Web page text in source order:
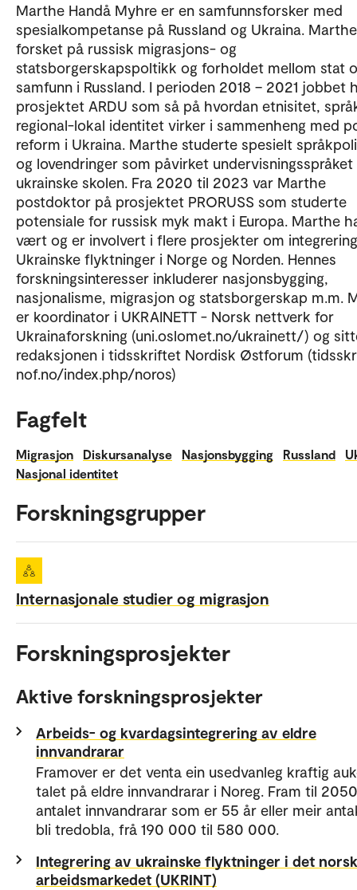
Marthe Handå Myhre er en samfunnsforsker med
spesialkompetanse på Russland og Ukraina.
forsket på russisk migrasjons- og
statsborgerskapspoltikk og forholdet mellom stat
samfunn i Russland. I perioden 2018 – 2021 jobbet
prosjektet ARDU som så på hvordan etnisitet,
regional-lokal identitet virker i sammenheng med
reform i Ukraina. Marthe studerte spesielt
og lovendringer som påvirket undervisningsspråket
ukrainske skolen. Fra 2020 til 2023 var Marthe
postdoktor på prosjektet PRORUSS som studerte
potensiale for russisk myk makt i Europa. Marthe
vært og er involvert i flere prosjekter om
Ukrainske flyktninger i Norge og Norden. Hennes
forskningsinteresser inkluderer nasjonsbygging,
nasjonalisme, migrasjon og statsborgerskap m.m.
er koordinator i UKRAINETT - Norsk nettverk for
Ukrainaforskning (uni.oslomet.no/ukrainett/) og
redaksjonen i tidsskriftet Nordisk Østforum
nof.no/index.php/noros)
Fagfelt
Migrasjon Diskursanalyse Nasjonsbygging Russland
Nasjonal identitet
Forskningsgrupper
Internasjonale studier og migrasjon
Forskningsprosjekter
Aktive forskningsprosjekter
Arbeids- og kvardagsintegrering av eldre
innvandrarar
Framover er det venta ein usedvanleg kraftig
talet på eldre innvandrarar i Noreg. Fram til
antalet innvandrarar som er 55 år eller meir
bli tredobla, frå 190 000 til 580 000.
Integrering av ukrainske flyktninger i det
arbeidsmarkedet (UKRINT)